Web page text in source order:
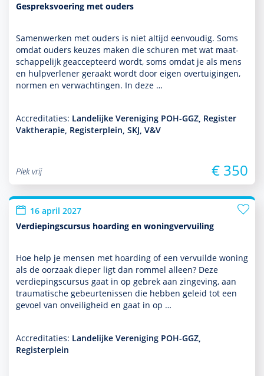
Gespreksvoering met ouders
Samenwerken met ouders is niet altijd eenvoudig. Soms
omdat ouders keuzes maken die schuren met wat maat­
schappe­lijk geaccepteerd wordt, soms omdat je als mens
en hulp­ver­le­ner geraakt wordt door eigen overtuigingen,
normen en verwachtingen. In deze …
Accreditaties: Landelijke Vereniging POH-GGZ, Register
Vaktherapie, Registerplein, SKJ, V&V
Plek vrij € 350
16 april 2027
Verdiepingscursus hoarding en woningvervuiling
Hoe help je mensen met hoarding of een vervuilde woning
als de oorzaak dieper ligt dan rommel alleen? Deze
verdiepingscursus gaat in op gebrek aan zingeving, aan
traumatische gebeurtenissen die hebben geleid tot een
gevoel van onveiligheid en gaat in op …
Accreditaties: Landelijke Vereniging POH-GGZ,
Registerplein